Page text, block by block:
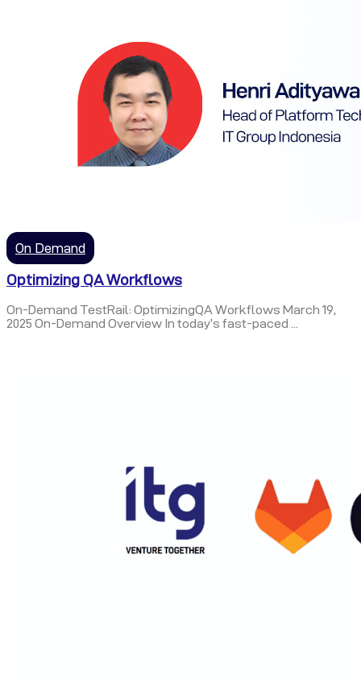
On Demand
Optimizing QA Workflows
On-Demand TestRail: OptimizingQA Workflows March 19,
2025 On-Demand Overview In today’s fast-paced ...